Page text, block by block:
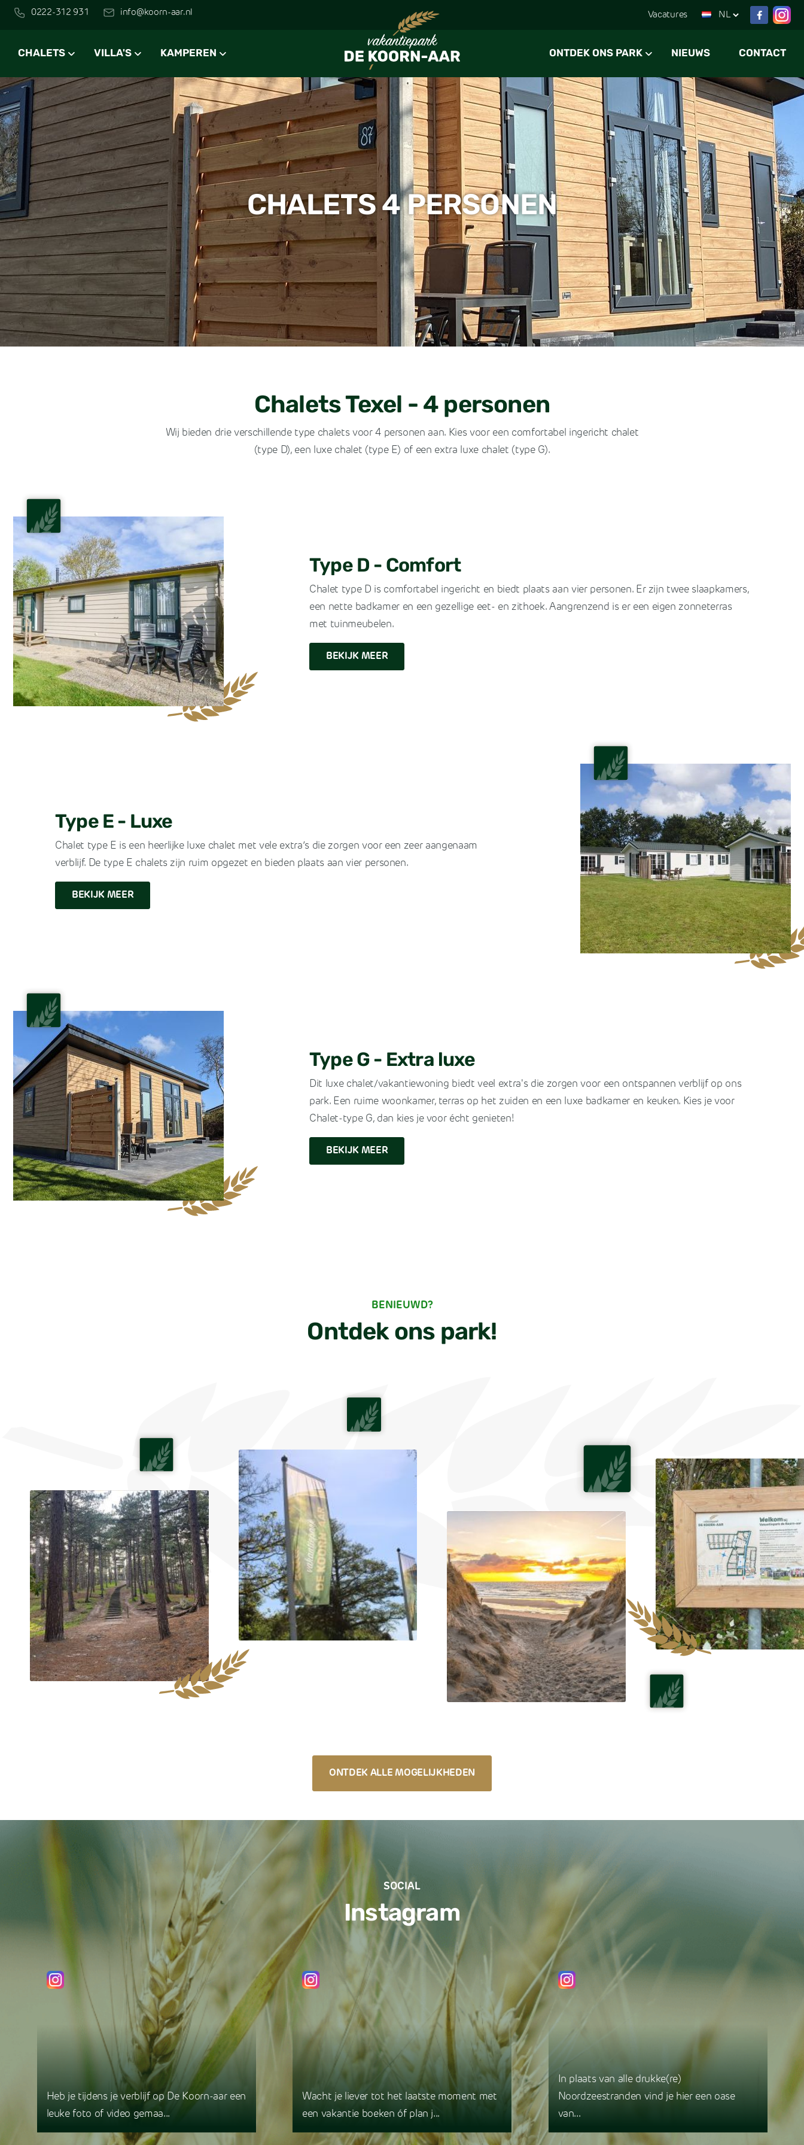
0222-312 931 info@koorn-aar.nl Vacatures
CHALETS VILLA'S KAMPEREN ONTDEK ONS PARK NIEUWS CONTACT
CHALETS 4 PERSONEN
Chalets Texel - 4 personen
Wij bieden drie verschillende type chalets voor 4 personen aan. Kies voor een comfortabel ingericht chalet
(type D), een luxe chalet (type E) of een extra luxe chalet (type G).
Type D - Comfort
Chalet type D is comfortabel ingericht en biedt plaats aan vier personen. Er zijn twee slaapkamers,
een nette badkamer en een gezellige eet- en zithoek. Aangrenzend is er een eigen zonneterras
met tuinmeubelen.
BEKIJK MEER
Type E - Luxe
Chalet type E is een heerlijke luxe chalet met vele extra’s die zorgen voor een zeer aangenaam
verblijf. De type E chalets zijn ruim opgezet en bieden plaats aan vier personen.
BEKIJK MEER
Type G - Extra luxe
Dit luxe chalet/vakantiewoning biedt veel extra's die zorgen voor een ontspannen verblijf op ons
park. Een ruime woonkamer, terras op het zuiden en een luxe badkamer en keuken. Kies je voor
Chalet-type G, dan kies je voor écht genieten!
BEKIJK MEER
BENIEUWD?
Ontdek ons park!
ONTDEK ALLE MOGELIJKHEDEN
SOCIAL
Instagram
Heb je tijdens je verblijf op De Koorn-aar een
leuke foto of video gemaa...
Wacht je liever tot het laatste moment met
een vakantie boeken óf plan j...
In plaats van alle drukke(re)
Noordzeestranden vind je hier een oase
van...